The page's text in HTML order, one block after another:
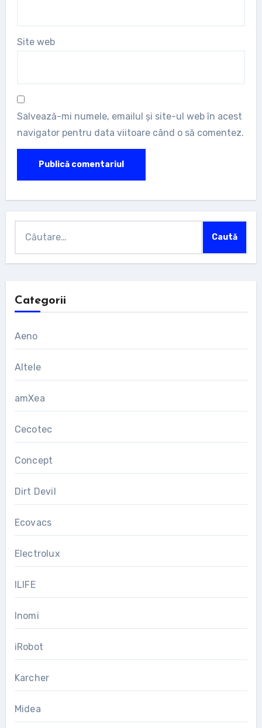
Site web
Salvează-mi numele, emailul și site-ul web în acest
navigator pentru data viitoare când o să comentez.
după:
Categorii
Aeno
Altele
amXea
Cecotec
Concept
Dirt Devil
Ecovacs
Electrolux
ILIFE
Inomi
iRobot
Karcher
Midea